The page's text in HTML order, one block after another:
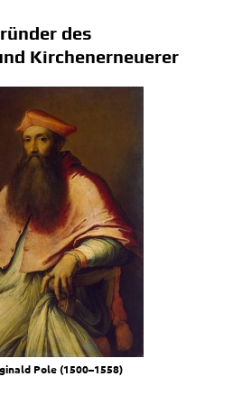
des
Kirchenerneuerer
Pole (1500–1558)